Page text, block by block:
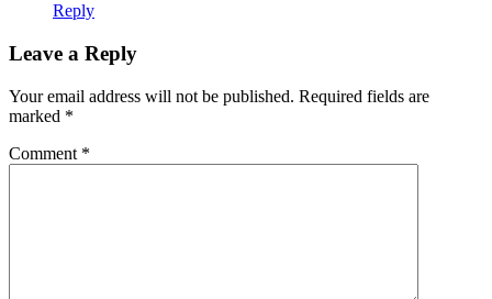
Reply
Leave a Reply
Your email address will not be published. Required fields are
marked *
Comment *